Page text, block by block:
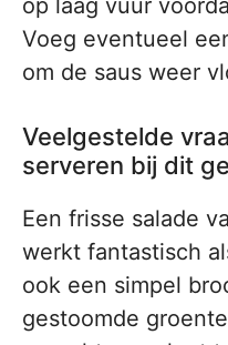
op laag vuur
Voeg eventueel
om de saus weer
Veelgestelde
serveren bij dit
Een frisse salade
werkt fantastisch
ook een simpel
gestoomde